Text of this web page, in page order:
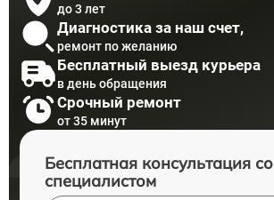
до 3 лет
Диагностика за наш счет,
ремонт по желанию
Бесплатный выезд курьера
в день обращения
Срочный ремонт
от 35 минут
Бесплатная консультация со
специалистом